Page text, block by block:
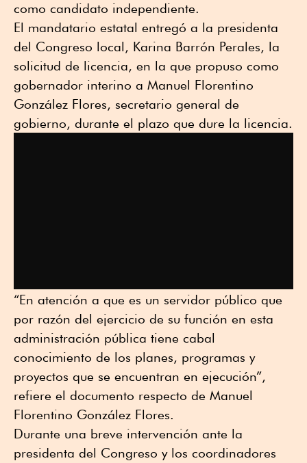
como candidato independiente.
El mandatario estatal entregó a la presidenta
del Congreso local, Karina Barrón Perales, la
solicitud de licencia, en la que propuso como
gobernador interino a Manuel Florentino
González Flores, secretario general de
gobierno, durante el plazo que dure la licencia.
“En atención a que es un servidor público que
por razón del ejercicio de su función en esta
administración pública tiene cabal
conocimiento de los planes, programas y
proyectos que se encuentran en ejecución”,
refiere el documento respecto de Manuel
Florentino González Flores.
Durante una breve intervención ante la
presidenta del Congreso y los coordinadores